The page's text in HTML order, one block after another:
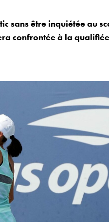
sans être inquiétée au
confrontée à la